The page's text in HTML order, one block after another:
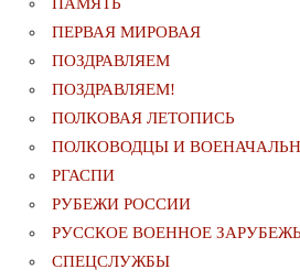
ПАМЯТЬ
ПЕРВАЯ МИРОВАЯ
ПОЗДРАВЛЯЕМ
ПОЗДРАВЛЯЕМ!
ПОЛКОВАЯ ЛЕТОПИСЬ
ПОЛКОВОДЦЫ И
РГАСПИ
РУБЕЖИ РОССИИ
РУССКОЕ ВОЕННОЕ
СПЕЦСЛУЖБЫ